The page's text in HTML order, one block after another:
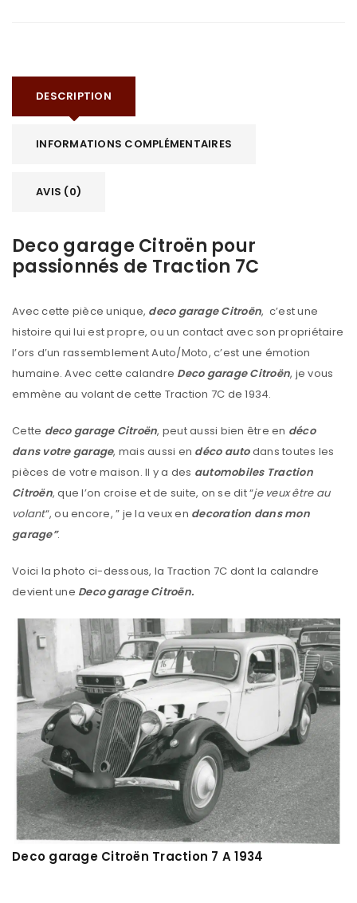
DESCRIPTION
INFORMATIONS COMPLÉMENTAIRES
AVIS (0)
Deco garage Citroën pour
passionnés de Traction 7C
Avec cette pièce unique, deco garage Citroën, c’est une
histoire qui lui est propre, ou un contact avec son propriétaire
l’ors d’un rassemblement Auto/Moto, c’est une émotion
humaine. Avec cette calandre Deco garage Citroën, je vous
emmène au volant de cette Traction 7C de 1934.
Cette deco garage Citroën, peut aussi bien être en déco
dans votre garage, mais aussi en déco autodans toutes les
pièces de votre maison. Il y a des automobiles Traction
Citroën, que l’on croise et de suite, on se dit “je veux être au
volant“, ou encore, ” je la veux en decoration dans mon
garage”.
Voici la photo ci-dessous, la Traction 7C dont la calandre
devient une Deco garage Citroën.
Deco garage Citroën Traction 7 A 1934